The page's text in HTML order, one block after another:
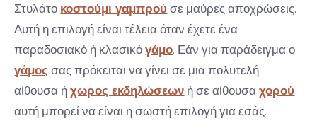
Στυλάτο κοστούμι γαμπρού σε μαύρες αποχρώσεις.
Αυτή η επιλογή είναι τέλεια όταν έχετε ένα
παραδοσιακό ή κλασικόγάμο. Εάν για παράδειγμα ο
γάμος σας πρόκειται να γίνει σε μια πολυτελή
αίθουσα ήχωρος εκδηλώσεων ή σε αίθουσαχορού
αυτή μπορεί να είναι η σωστή επιλογή για εσάς.